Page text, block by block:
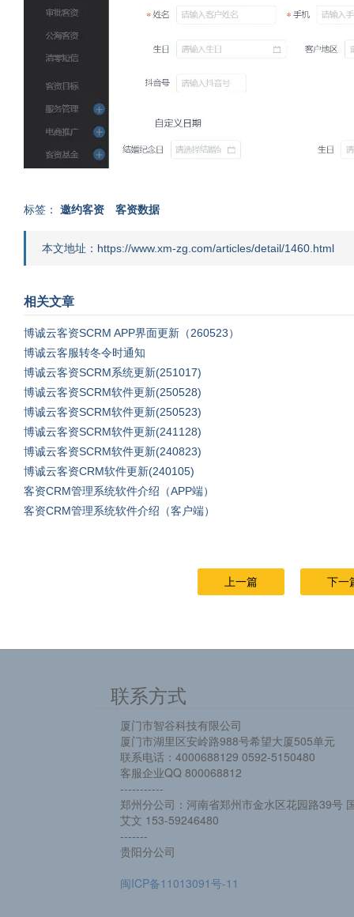
标签： 邀约客资 客资数据
本文地址：https://www.xm-zg.com/articles/detail/1460.html
相关文章
博诚云客资SCRM APP界面更新（260523）
博诚云客服转冬令时通知
博诚云客资SCRM系统更新(251017)
博诚云客资SCRM软件更新(250528)
博诚云客资SCRM软件更新(250523)
博诚云客资SCRM软件更新(241128)
博诚云客资SCRM软件更新(240823)
博诚云客资CRM软件更新(240105)
客资CRM管理系统软件介绍（APP端）
客资CRM管理系统软件介绍（客户端）
上一篇 下一
联系方式
厦门市智谷科技有限公司
厦门市湖里区安岭路988号希望大厦505单元
联系电话：4000688129 0592-5150480
客服企业QQ 800068812
-----------
郑州分公司：河南省郑州市金水区花园路39号
艾文 153-59246480
-------
贵阳分公司
闽ICP备11013091号-11